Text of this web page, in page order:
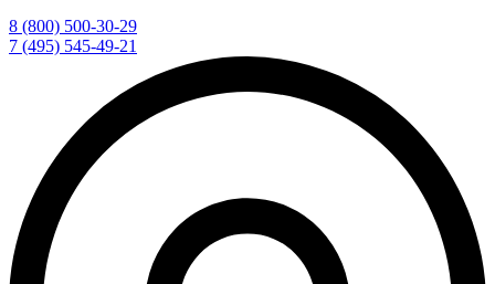
8 (800) 500-30-29
7 (495) 545-49-21